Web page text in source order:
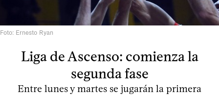
Foto: Ernesto Ryan
Liga de Ascenso: comienza la
segunda fase
Entre lunes y martes se jugarán la primera